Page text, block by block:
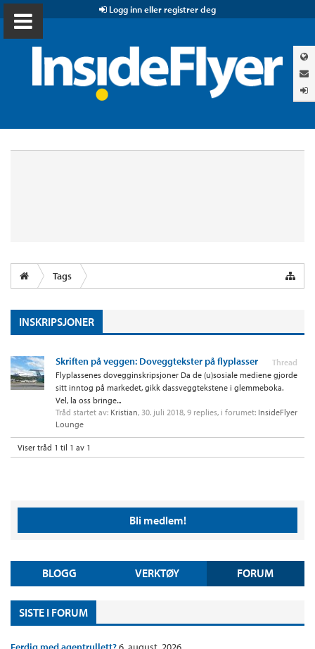
Logg inn eller registrer deg
Tags
INSKRIPSJONER
Thread
Skriften på veggen: Doveggtekster på flyplasser
Flyplassenes dovegginskripsjoner Da de (u)sosiale mediene gjorde
sitt inntog på markedet, gikk dassveggtekstene i glemmeboka.
Vel, la oss bringe...
Tråd startet av: Kristian, 30. juli 2018, 9 replies, i forumet: InsideFlyer
Lounge
Viser tråd 1 til 1 av 1
Bli medlem!
BLOGG VERKTØY FORUM
SISTE I FORUM